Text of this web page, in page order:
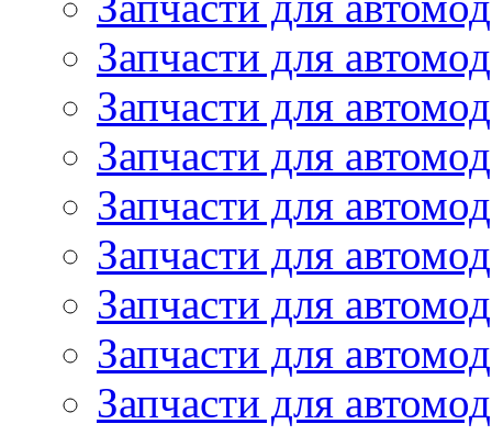
Запчасти для
Запчасти для
Запчасти для
Запчасти для
Запчасти для
Запчасти для
Запчасти для
Запчасти для